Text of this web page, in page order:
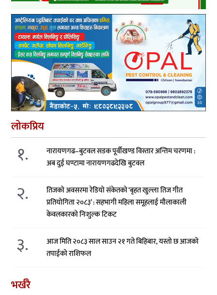
लोकप्रिय
१.
नारायणगढ–बुटवल सडक पूर्वीखण्ड विस्तार अन्तिम चरणमा :
अब दुई घण्टामा नारायणगढदेखि बुटवल
२.
तिजको अवसरमा रेडियो संकेतको ‘बृहत खुल्ला तिज गीत
प्रतियोगिता २०८३’ : सहभागी महिला समूहलाई मौलाकाली
केवलकारको निःशुल्क टिकट
३.
आज मिति २०८३ साल साउन २१ गते बिहिबार, यस्तो छ आजको
तपाईको राशिफल
भर्खरै